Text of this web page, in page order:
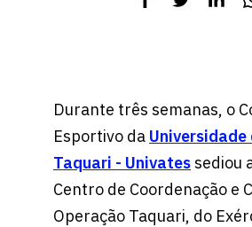
Durante três semanas, o
Esportivo da Universidade
Taquari - Univatessediou
Centro de Coordenação e
Operação Taquari, do